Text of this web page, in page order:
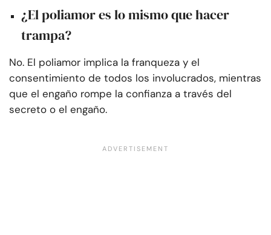
¿El poliamor es lo mismo que hacer
trampa?
No. El poliamor implica la franqueza y el
consentimiento de todos los involucrados, mientras
que el engaño rompe la confianza a través del
secreto o el engaño.